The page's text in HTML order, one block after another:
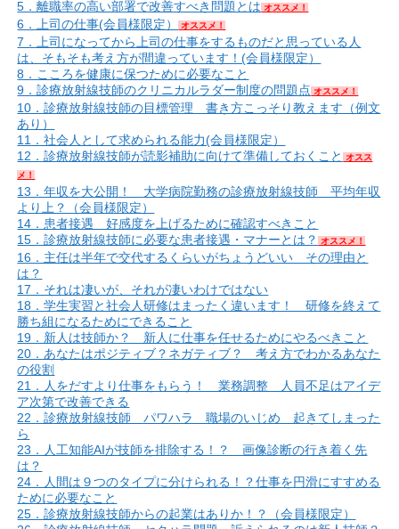
5．離職率の高い部署で改善すべき問題とは オススメ！
6．上司の仕事(会員様限定） オススメ！
7．上司になってから上司の仕事をするものだと思っている人
は、そもそも考え方が間違っています！(会員様限定）
8．こころを健康に保つために必要なこと
9．診療放射線技師のクリニカルラダー制度の問題点 オススメ！
10．診療放射線技師の目標管理 書き方こっそり教えます（例文
あり）
11．社会人として求められる能力(会員様限定）
12．診療放射線技師が読影補助に向けて準備しておくこと オスス
メ！
13．年収を大公開！ 大学病院勤務の診療放射線技師 平均年収
より上？（会員様限定）
14．患者接遇 好感度を上げるために確認すべきこと
15．診療放射線技師に必要な患者接遇・マナーとは？ オススメ！
16．主任は半年で交代するくらいがちょうどいい その理由と
は？
17．それは凄いが、それが凄いわけではない
18．学生実習と社会人研修はまったく違います！ 研修を終えて
勝ち組になるためにできること
19．新人は技師か？ 新人に仕事を任せるためにやるべきこと
20．あなたはポジティブ？ネガティブ？ 考え方でわかるあなた
の役割
21．人をだすより仕事をもらう！ 業務調整 人員不足はアイデ
ア次第で改善できる
22．診療放射線技師 パワハラ 職場のいじめ 起きてしまった
ら
23．人工知能AIが技師を排除する！？ 画像診断の行き着く先
は？
24．人間は９つのタイプに分けられる！？仕事を円滑にすすめる
ために必要なこと
25．診療放射線技師からの起業はありか！？（会員様限定）